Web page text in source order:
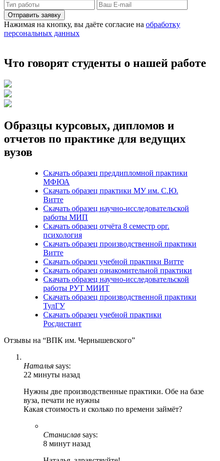
Отправить заявку
Нажимая на кнопку, вы даёте согласие на обработку
персональных данных
Что говорят студенты о нашей работе
Образцы курсовых, дипломов и
отчетов по практике для ведущих
вузов
Скачать образец преддипломной практики
МФЮА
Скачать образец практики МУ им. С.Ю.
Витте
Скачать образец научно-исследовательской
работы МИП
Скачать образец отчёта 8 семестр орг.
психология
Скачать образец производственной практики
Витте
Скачать образец учебной практики Витте
Скачать образец ознакомительной практики
Скачать образец научно-исследовательской
работы РУТ МИИТ
Скачать образец производственной практики
ТулГУ
Скачать образец учебной практики
Росдистант
Отзывы на “ВПК им. Чернышевского”
Наталья says:
22 минуты назад
Нужны две производственные практики. Обе на базе
вуза, печати не нужны
Какая стоимость и сколько по времени займёт?
Станислав says:
8 минут назад